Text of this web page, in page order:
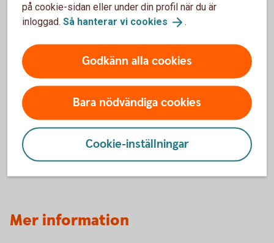
Se ditt innehav
Få tillgång till analyser och följ börskurser.
Tips!
Mer information
på cookie-sidan eller under din profil när du är
inloggad. Så hanterar vi cookies .
Godkänn alla cookies
Bara nödvändiga cookies
Cookie-inställningar